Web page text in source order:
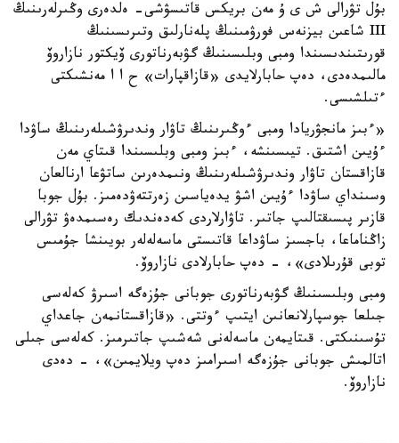
بۇل تۋرالى ش ى ۇ مەن بريكس قاتىسۋشى- ەلدەرى وڭىرلەرىنىڭ
III شاعىن بيزنەس فورۋمىنىڭ پلەنارلىق وتىرىسىنىڭ
قورىتىندىسىندا ومبى وبلىسىنىڭ گۋبەرناتورى ۆيكتور نازاروۆ
مالىمدەدى، دەپ حابارلايدى «قازاقپارات» ح ا ا مەنشىكتى
ءتىلشىسى.
«ءبىز مانجۋريادا ومبى ءوڭىرىنىڭ تاۋار وندىرۋشىلەرىنىڭ ساۋدا
ءۇيىن اشتىق. تيىسىنشە، ءبىز ومبى وبلىسىندا قىتاي مەن
قازاقستان تاۋار وندىرۋشىلەرىنىڭ ونىمدەرىن ساتۋعا ارنالعان
وسىنداي ساۋدا ءۇيىن اشۋ يدەياسىن زەرتتەۋدەمىز. بۇل جوبا
قازىر پىسىقتالىپ جاتىر. تاۋارلاردى كەدەندىك رەسىمدەۋ تۋرالى
زاڭناماعا، باجسىز ساۋداعا قاتىستى ماسەلەلەر بويىنشا جۇمىس
توبى قۇرىلادى»، - دەپ حابارلادى نازاروۆ.
ومبى وبلىسىنىڭ گۋبەرناتورى جوبانى جۇزەگە اسىرۋ كەلەسى
جىلعا جوسپارلانعانىن ايتىپ ءوتتى. «قازاقستانمەن جاعداي
تۇسىنىكتى. قىتايمەن ماسەلەنى شەشىپ جاتىرمىز. كەلەسى جىلى
اتالمىش جوبانى جۇزەگە اسىرامىز دەپ ويلايمىن»، - دەدى
نازاروۆ.